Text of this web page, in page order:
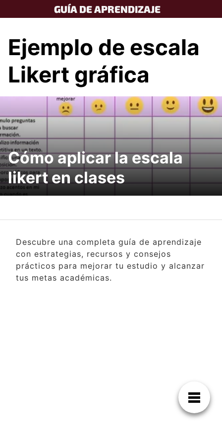
to
GUÍA DE APRENDIZAJE
Ejemplo de escala
Likert gráfica
Cómo aplicar la escala
likert en clases
Descubre una completa guía de aprendizaje
con estrategias, recursos y consejos
prácticos para mejorar tu estudio y alcanzar
tus metas académicas.